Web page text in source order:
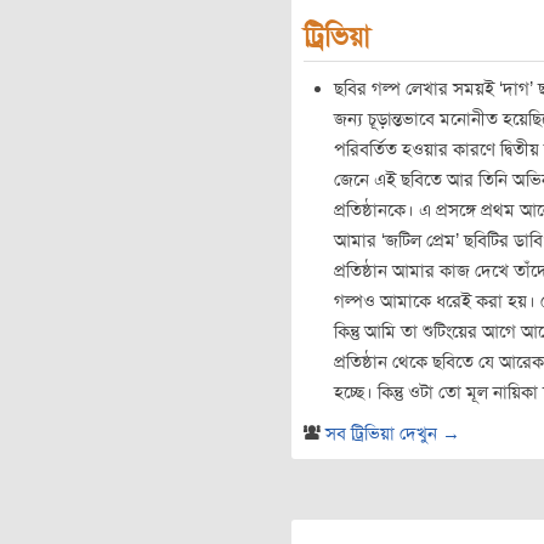
ট্রিভিয়া
ছবির গল্প লেখার সময়ই ‘দাগ’
জন্য চূড়ান্তভাবে মনোনীত
পরিবর্তিত হওয়ার কারণে
জেনে এই ছবিতে আর তিনি
প্রতিষ্ঠানকে। এ প্রসঙ্গে প্রথম
আমার ‘জটিল প্রেম’ ছবিটির
প্রতিষ্ঠান আমার কাজ দেখে
গল্পও আমাকে ধরেই করা হয়।
কিন্তু আমি তা শুটিংয়ের আগে
প্রতিষ্ঠান থেকে ছবিতে যে
হচ্ছে। কিন্তু ওটা তো মূল
সব ট্রিভিয়া দেখুন →